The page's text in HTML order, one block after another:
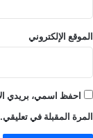
الموقع الإلكتروني
احفظ اسمي، بريدي
المرة المقبلة في تعليقي.